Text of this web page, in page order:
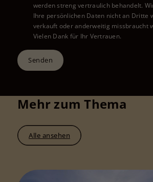
werden streng vertraulich behandelt.
Ihre persönlichen Daten nicht an Dritte
verkauft oder anderweitig missbraucht
Vielen Dank für Ihr Vertrauen.
Senden
Mehr zum Thema
Alle ansehen